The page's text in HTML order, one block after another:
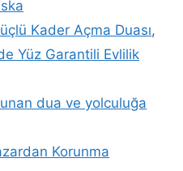
Kader Açma Duası,
Yüz Garantili Evlilik
dua ve yolculuğa
Korunma